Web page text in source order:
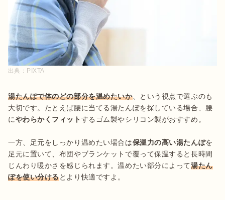
出典： PIXTA
湯たんぽで体のどの部分を温めたいか、という視点で選ぶのも
大切です。たとえば腰に当てる湯たんぽを探している場合、腰
にやわらかくフィットするゴム製やシリコン製がおすすめ。
一方、足元をしっかり温めたい場合は保温力の高い湯たんぽを
足元に置いて、布団やブランケットで覆って保温すると長時間
じんわり暖かさを感じられます。温めたい部分によって湯たん
ぽを使い分けるとより快適ですよ。